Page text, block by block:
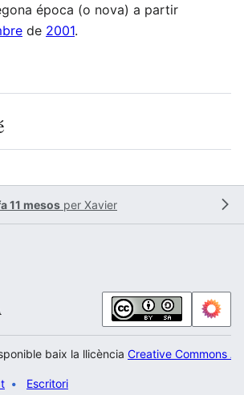
época (o nova) a partir
de 2001.
11 mesos per Xavier
baix la llicència Creative Commons
Escritori